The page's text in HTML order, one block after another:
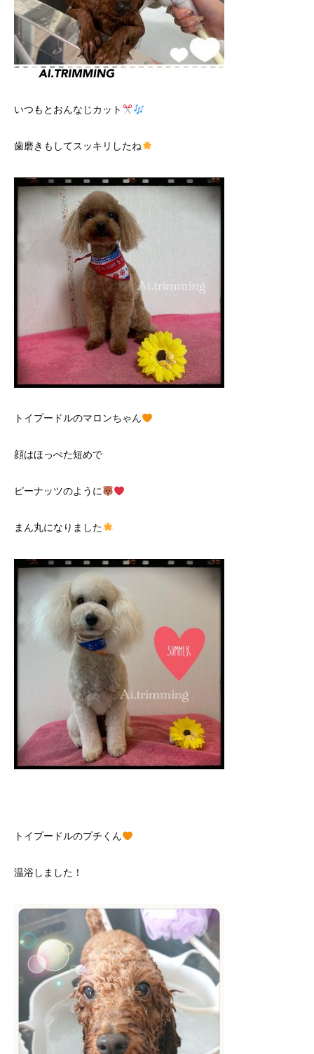
いつもとおんなじカット
歯磨きもしてスッキリしたね
トイプードルのマロンちゃん
顔はほっぺた短めで
ピーナッツのように
まん丸になりました
トイプードルのプチくん
温浴しました！